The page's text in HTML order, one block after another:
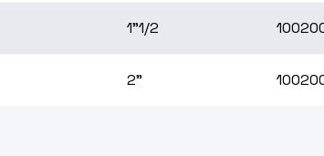
1"1/2
2"